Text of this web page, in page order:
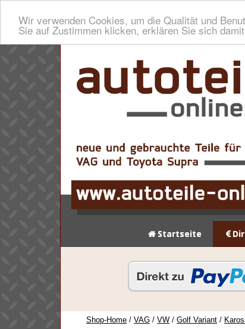
Wir verwenden Cookies, um die Qualität und
Sie auf Zustimmen klicken, erklären Sie sich
Startseite
Shop-Home / VAG / VW / Golf Variant /